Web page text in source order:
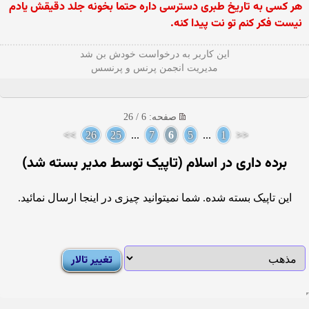
هر كسی به تاریخ طبری دسترسی داره حتما بخونه جلد دقیقش یادم
نیست فكر كنم تو نت پیدا كنه.
این كاربر به درخواست خودش بن شد
مدیریت انجمن پرنس و پرنسس
صفحه: 6 / 26
<<
1
...
5
6
7
...
25
26
>>
برده داری در اسلام (تاپیک توسط مدیر بسته شد)
این تاپیک بسته شده. شما نمیتوانید چیزی در اینجا ارسال نمائید.